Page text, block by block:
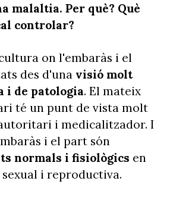
malaltia. Per què? Què
controlar?
on l'embaràs i el
des d'una visió molt
i de patologia. El mateix
té un punt de vista molt
i medicalitzador. I
i el part són
normals i fisiològics en
i reproductiva.